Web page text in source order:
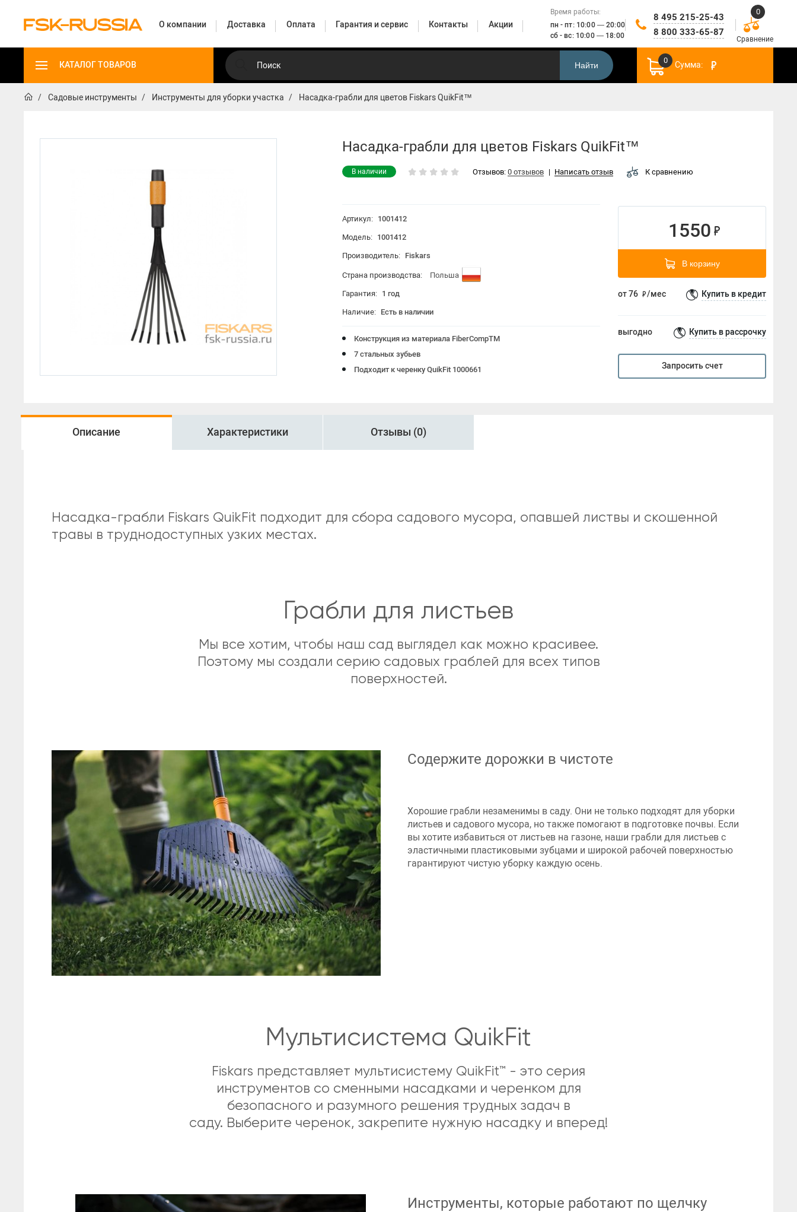
О компании Доставка Оплата Гарантия и сервис Контакты Акции
Время работы:
пн - пт: 10:00 — 20:00
сб - вс: 10:00 — 18:00
8 495 215-25-43
8 800 333-65-87
0
Сравнение
КАТАЛОГ ТОВАРОВ
Садовые инструменты
Инструменты для работы с древесиной
Универсальные сучкорезы
Ножницы для живой изгороди
Разбрасыватели удобрений
Мультисистема QuikFit
Найти
0 Сумма:
Садовые инструменты Инструменты для уборки участка Насадка-грабли для цветов Fiskars QuikFit™
Насадка-грабли для цветов Fiskars QuikFit™
В наличии Отзывов: 0 отзывов | Написать отзыв К сравнению
Артикул: 1001412
Модель: 1001412
Производитель: Fiskars
Страна производства: Польша
Гарантия: 1 год
Наличие: Есть в наличии
Конструкция из материала FiberCompTM
7 стальных зубьев
Подходит к черенку QuikFit 1000661
1550
В корзину
от 76 /мес Купить в кредит
выгодно Купить в рассрочку
Запросить счет
Описание Характеристики Отзывы (0)
Насадка-грабли Fiskars QuikFit подходит для сбора садового мусора, опавшей листвы и скошенной
травы в труднодоступных узких местах.
Грабли для листьев
Мы все хотим, чтобы наш сад выглядел как можно красивее.
Поэтому мы создали серию садовых граблей для всех типов
поверхностей.
Содержите дорожки в чистоте
Хорошие грабли незаменимы в саду. Они не только подходят для уборки
листьев и садового мусора, но также помогают в подготовке почвы. Если
вы хотите избавиться от листьев на газоне, наши грабли для листьев с
эластичными пластиковыми зубцами и широкой рабочей поверхностью
гарантируют чистую уборку каждую осень.
Мультисистема QuikFit
Fiskars представляет мультисистему QuikFit™ - это серия
инструментов со сменными насадками и черенком для
безопасного и разумного решения трудных задач в
саду. Выберите черенок, закрепите нужную насадку и вперед!
Инструменты, которые работают по щелчку